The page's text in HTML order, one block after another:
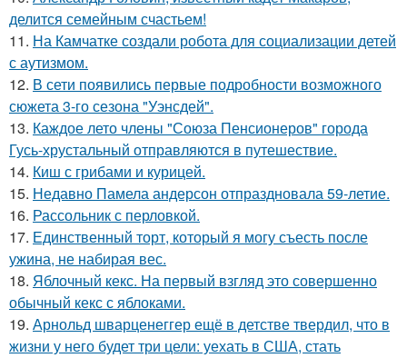
делится семейным счастьем!
11. На Камчатке создали робота для социализации детей
с аутизмом.
12. В сети появились первые подробности возможного
сюжета 3-го сезона "Уэнсдей".
13. Каждое лето члены "Союза Пенсионеров" города
Гусь-хрустальный отправляются в путешествие.
14. Киш с грибами и курицей.
15. Недавно Памела андерсон отпраздновала 59-летие.
16. Рассольник с перловкой.
17. Единственный торт, который я могу съесть после
ужина, не набирая вес.
18. Яблочный кекс. На первый взгляд это совершенно
обычный кекс с яблоками.
19. Арнольд шварценеггер ещё в детстве твердил, что в
жизни у него будет три цели: уехать в США, стать